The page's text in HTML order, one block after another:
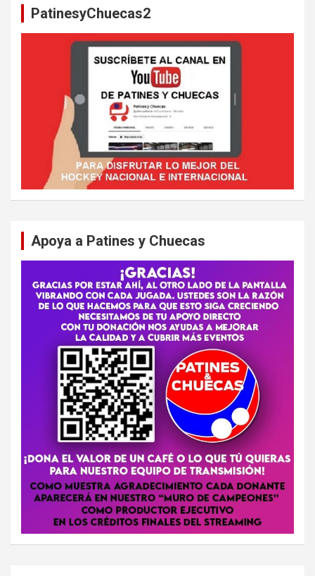
PatinesyChuecas2
Apoya a Patines y Chuecas